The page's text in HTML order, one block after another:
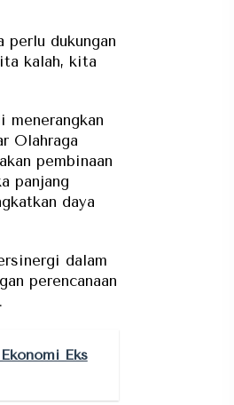
perlu dukungan
kalah, kita
menerangkan
Olahraga
pembinaan
panjang
daya
dalam
perencanaan
Eks